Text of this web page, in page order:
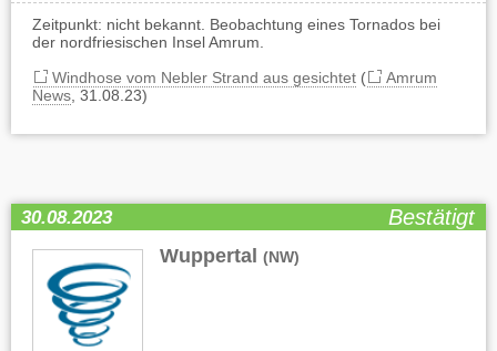
Zeitpunkt: nicht bekannt. Beobachtung eines Tornados bei
der nordfriesischen Insel Amrum.
Windhose vom Nebler Strand aus gesichtet(
Amrum
News , 31.08.23)
30.08.2023 Bestätigt
Wuppertal (NW)